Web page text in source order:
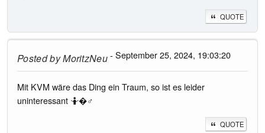
QUOTE
Posted byMoritzNeu- September 25, 2024, 19:03:20
Mit KVM wäre das Ding ein Traum, so ist es leider
uninteressant 🤷�♂️
QUOTE